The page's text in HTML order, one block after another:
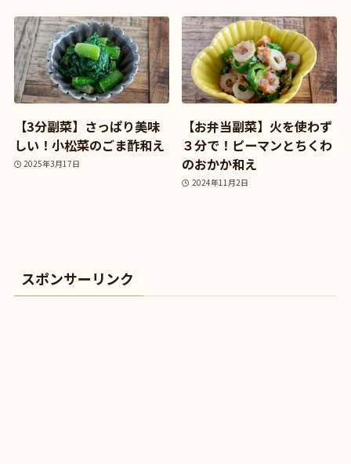
【3分副菜】さっぱり美味
しい！小松菜のごま酢和え
2025年3月17日
【お弁当副菜】火を使わず
３分で！ピーマンとちくわ
のおかか和え
2024年11月2日
スポンサーリンク